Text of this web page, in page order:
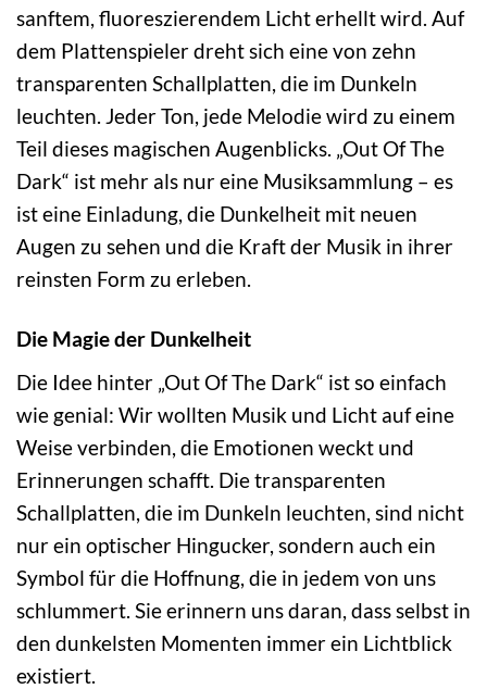
sanftem, fluoreszierendem Licht erhellt wird. Auf
dem Plattenspieler dreht sich eine von zehn
transparenten Schallplatten, die im Dunkeln
leuchten. Jeder Ton, jede Melodie wird zu einem
Teil dieses magischen Augenblicks. „Out Of The
Dark“ ist mehr als nur eine Musiksammlung – es
ist eine Einladung, die Dunkelheit mit neuen
Augen zu sehen und die Kraft der Musik in ihrer
reinsten Form zu erleben.
Die Magie der Dunkelheit
Die Idee hinter „Out Of The Dark“ ist so einfach
wie genial: Wir wollten Musik und Licht auf eine
Weise verbinden, die Emotionen weckt und
Erinnerungen schafft. Die transparenten
Schallplatten, die im Dunkeln leuchten, sind nicht
nur ein optischer Hingucker, sondern auch ein
Symbol für die Hoffnung, die in jedem von uns
schlummert. Sie erinnern uns daran, dass selbst in
den dunkelsten Momenten immer ein Lichtblick
existiert.